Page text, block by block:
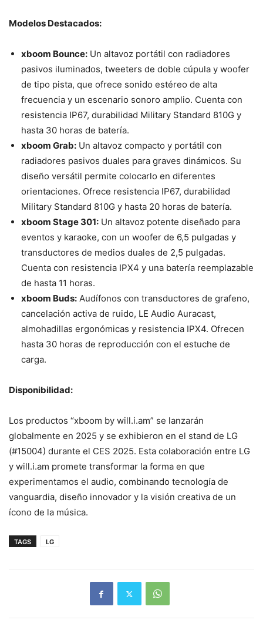
Modelos Destacados:
xboom Bounce: Un altavoz portátil con radiadores
pasivos iluminados, tweeters de doble cúpula y woofer
de tipo pista, que ofrece sonido estéreo de alta
frecuencia y un escenario sonoro amplio. Cuenta con
resistencia IP67, durabilidad Military Standard 810G y
hasta 30 horas de batería.
xboom Grab: Un altavoz compacto y portátil con
radiadores pasivos duales para graves dinámicos. Su
diseño versátil permite colocarlo en diferentes
orientaciones. Ofrece resistencia IP67, durabilidad
Military Standard 810G y hasta 20 horas de batería.
xboom Stage 301: Un altavoz potente diseñado para
eventos y karaoke, con un woofer de 6,5 pulgadas y
transductores de medios duales de 2,5 pulgadas.
Cuenta con resistencia IPX4 y una batería reemplazable
de hasta 11 horas.
xboom Buds: Audífonos con transductores de grafeno,
cancelación activa de ruido, LE Audio Auracast,
almohadillas ergonómicas y resistencia IPX4. Ofrecen
hasta 30 horas de reproducción con el estuche de
carga.
Disponibilidad:
Los productos “xboom by will.i.am” se lanzarán
globalmente en 2025 y se exhibieron en el stand de LG
(#15004) durante el CES 2025. Esta colaboración entre LG
y will.i.am promete transformar la forma en que
experimentamos el audio, combinando tecnología de
vanguardia, diseño innovador y la visión creativa de un
ícono de la música.
TAGS LG